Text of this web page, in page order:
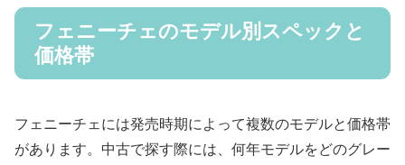
フェニーチェのモデル別スペックと
価格帯
フェニーチェには発売時期によって複数のモデルと価格帯
があります。中古で探す際には、何年モデルをどのグレー